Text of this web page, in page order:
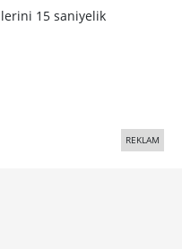
15 saniyelik
REKLAM